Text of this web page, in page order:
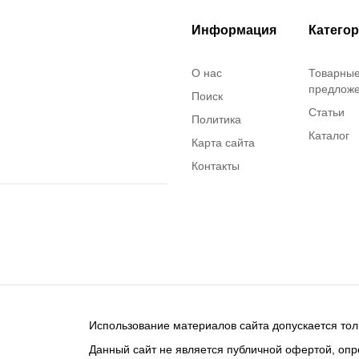
Информация
О нас
Поиск
Политика
Карта сайта
Контакты
Статьи
Каталог
Использование материалов сайта допускается
Данный сайт не является публичной офертой,